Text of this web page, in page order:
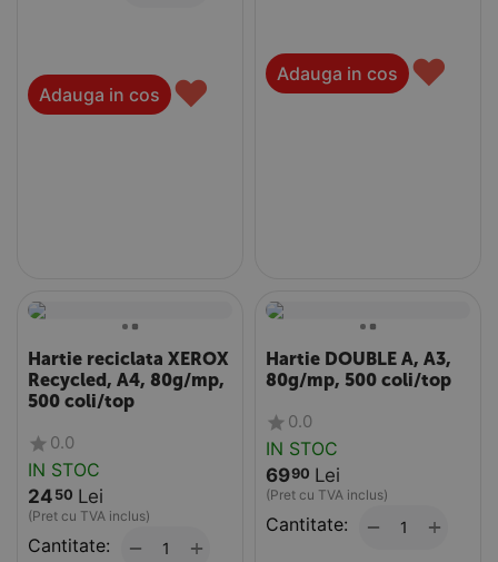
Adauga in cos ♥ Adauga in cos ♥
Hartie reciclata XEROX
Recycled, A4, 80g/mp,
500 coli/top
0.0
IN STOC
24 50 Lei
(Pret cu TVA inclus)
Cantitate: +
−
Hartie DOUBLE A, A3,
80g/mp, 500 coli/top
0.0
IN STOC
6990 Lei
(Pret cu TVA inclus)
Cantitate: +
−